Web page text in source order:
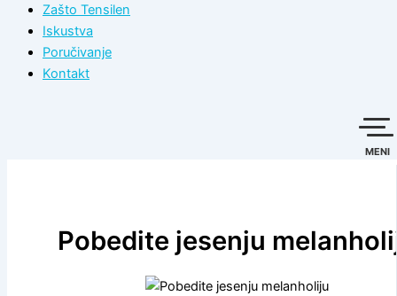
Zašto Tensilen
Iskustva
Poručivanje
Kontakt
MENI
Pobedite jesenju